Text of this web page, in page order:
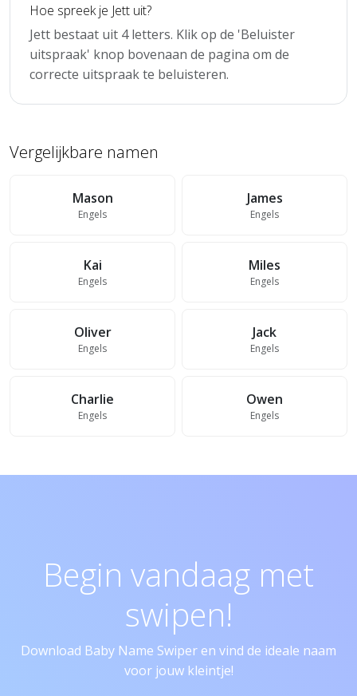
Hoe spreek je Jett uit?
Jett bestaat uit 4 letters. Klik op de 'Beluister
uitspraak' knop bovenaan de pagina om de
correcte uitspraak te beluisteren.
Vergelijkbare namen
Mason
Engels
James
Engels
Kai
Engels
Miles
Engels
Oliver
Engels
Jack
Engels
Charlie
Engels
Owen
Engels
Begin vandaag met
swipen!
Download Baby Name Swiper en vind de ideale naam
voor jouw kleintje!